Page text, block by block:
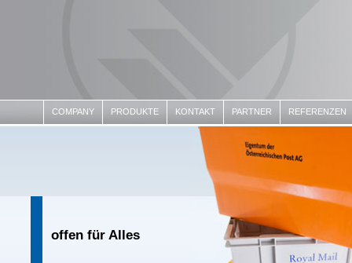
COMPANY PRODUKTE KONTAKT PARTNER REFERENZEN
offen für Alles